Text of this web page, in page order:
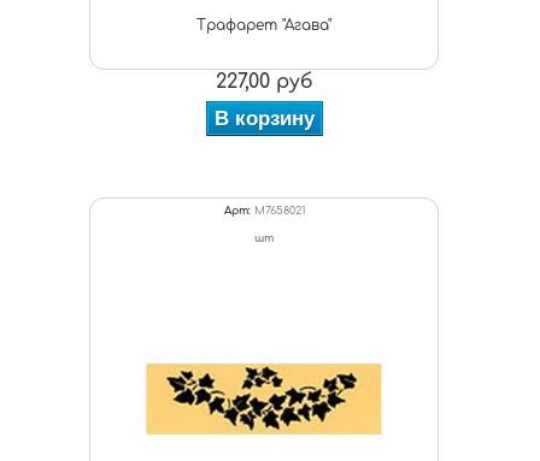
Трафарет "Агава"
227,00 руб
В корзину
Арт: M7658021
шт